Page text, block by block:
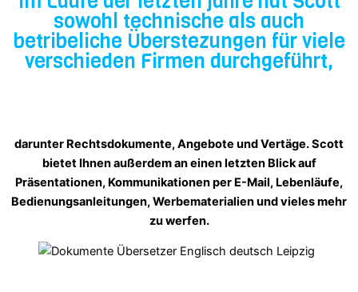
sowohl technische als auch
betribeliche Überstezungen für viele
verschieden Firmen durchgeführt,
darunter Rechtsdokumente, Angebote und Vertäge. Scott
bietet Ihnen außerdem an einen letzten Blick auf
Präsentationen, Kommunikationen per E-Mail, Lebenläufe,
Bedienungsanleitungen, Werbematerialien und vieles mehr
zu werfen.